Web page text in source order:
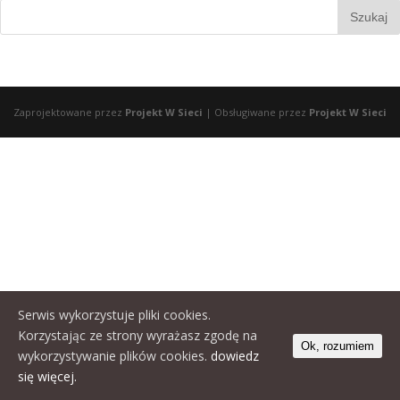
Zaprojektowane przez Projekt W Sieci | Obsługiwane przez Projekt W Sieci
Serwis wykorzystuje pliki cookies.
Korzystając ze strony wyrażasz zgodę na
wykorzystywanie plików cookies. dowiedz
się więcej.
Ok, rozumiem